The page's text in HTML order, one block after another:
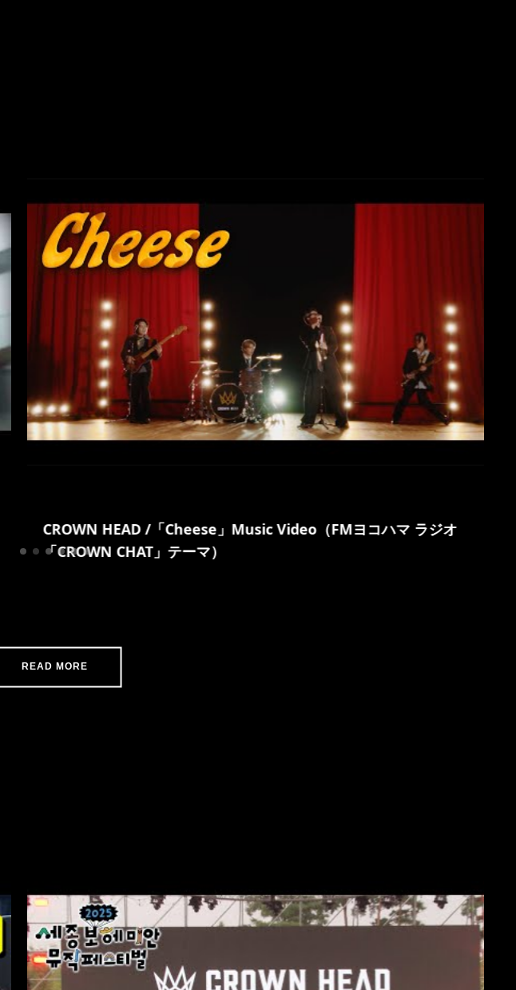
CROWN HEAD /「Cheese」Music Video（FMヨコハマ ラジオ
「CROWN CHAT」テーマ）
READ MORE